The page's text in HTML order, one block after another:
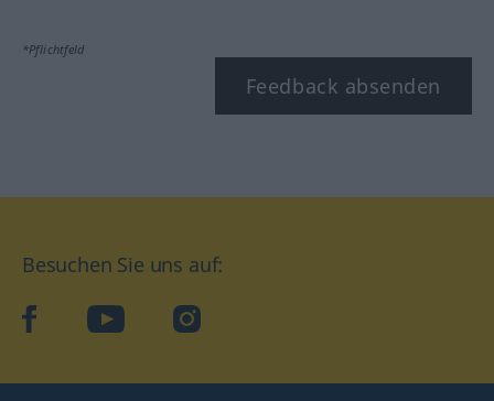
*Pflichtfeld
Feedback absenden
Besuchen Sie uns auf:
facebookYouTube Instagram